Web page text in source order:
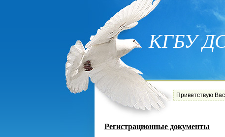
КГБУ
Приветствую Вас
Регистрационные документы